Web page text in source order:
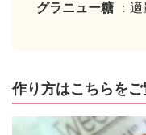
グラニュー糖 ：
作り方はこちらを